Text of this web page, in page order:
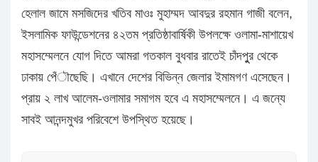
হেলাল জামে মসজিদের খতিব মাওঃ মুহাম্মদ আবদুর রহমান গাজী বলেন,
ইসলামিক ফাউন্ডেশনের ৪২তম প্রতিষ্ঠাবার্ষিকী উপলক্ষে ওলামা-মাশায়েখ
মহাসম্মেলনে যোগ দিতে আমরা গতকাল বুধবার রাতেই চাঁদপুুর থেকে
ঢাকায় পেঁৗছেছি। এখানে দেশের বিভিন্ন জেলার ইমামগণ এসেছেন।
প্রায় ২ লাখ আলেম-ওলামার সমাগম হবে এ মহাসম্মেলনে। এ জন্যে
সাবই আনন্দমুখর পরিবেশে উপস্থিত হয়েছে।